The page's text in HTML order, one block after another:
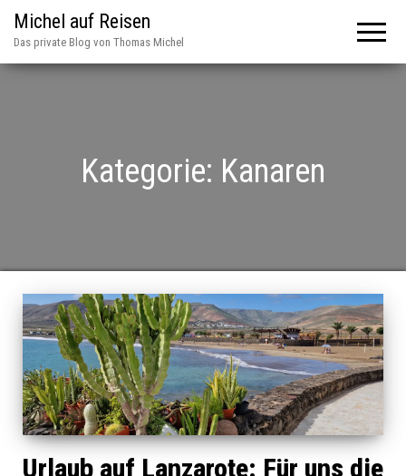
Michel auf Reisen
Das private Blog von Thomas Michel
Kategorie: Kanaren
Urlaub auf Lanzarote: Für uns die